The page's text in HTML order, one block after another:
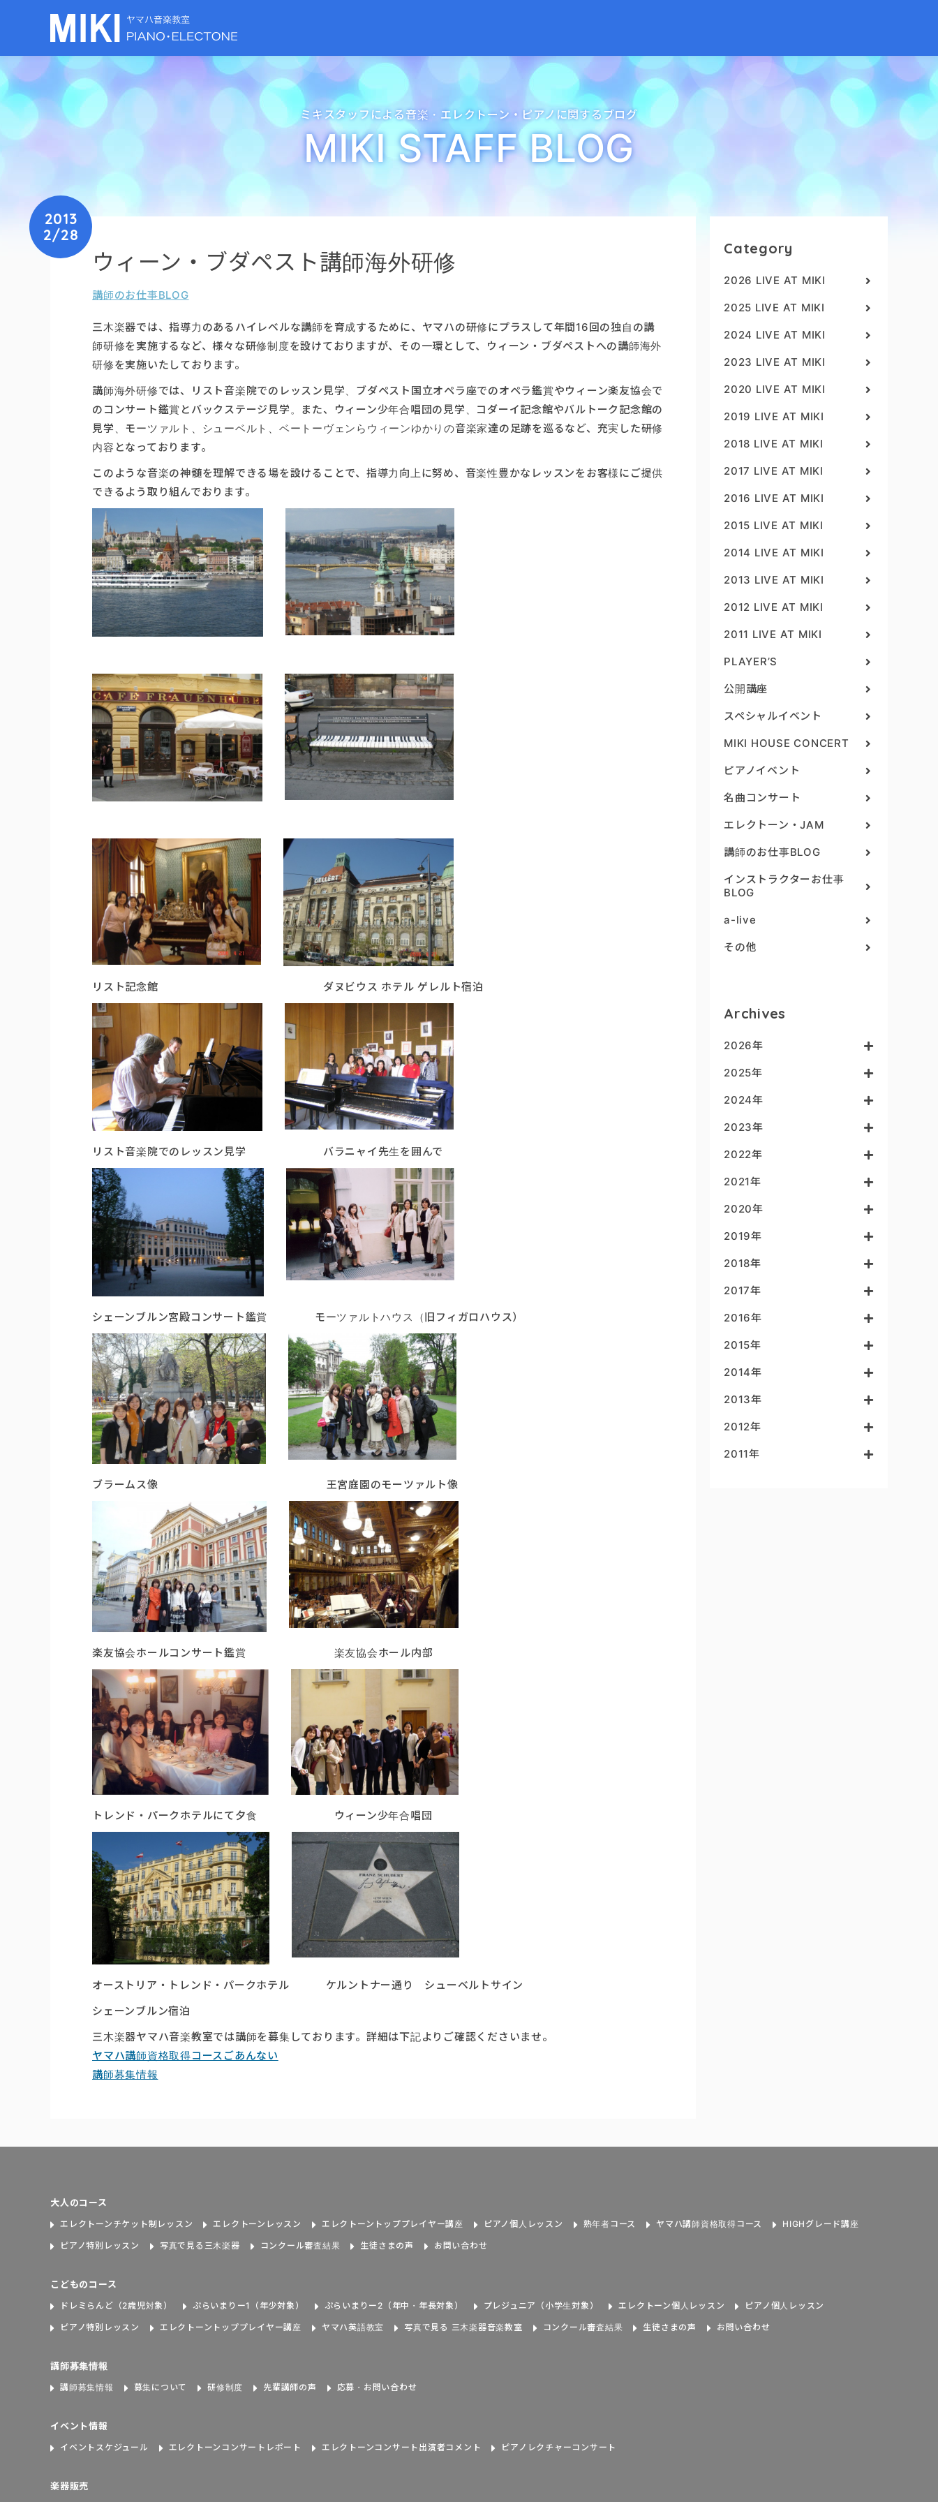
ミキスタッフによる音楽・ エレクトーン・ ピアノに関するブログ
MIKI STAFF BLOG
2013
2/28
ウィーン・ブダペスト講師海外研修
講師のお仕事BLOG
三木楽器では、指導力のあるハイレベルな講師を育成するために、ヤマハの研修にプラスして年間16回の独自の講
師研修を実施するなど、様々な研修制度を設けておりますが、その一環として、ウィーン・ブダペストへの講師海外
研修を実施いたしております。
講師海外研修では、リスト音楽院でのレッスン見学、ブダペスト国立オペラ座でのオペラ鑑賞やウィーン楽友協会で
のコンサート鑑賞とバックステージ見学。また、ウィーン少年合唱団の見学、コダーイ記念館やバルトーク記念館の
見学、モーツァルト、シューベルト、ベートーヴェンらウィーンゆかりの音楽家達の足跡を巡るなど、充実した研修
内容となっております。
このような音楽の神髄を理解できる場を設けることで、指導力向上に努め、音楽性豊かなレッスンをお客様にご提供
できるよう取り組んでおります。
リスト記念館 ダヌビウス ホテル ゲレルト宿泊
リスト音楽院でのレッスン見学 バラニャイ先生を囲んで
シェーンブルン宮殿コンサート鑑賞 モーツァルトハウス（旧フィガロハウス）
ブラームス像 王宮庭園のモーツァルト像
楽友協会ホールコンサート鑑賞 楽友協会ホール内部
トレンド・パークホテルにて夕食 ウィーン少年合唱団
オーストリア・トレンド・パークホテル ケルントナー通り シューベルトサイン
シェーンブルン宿泊
三木楽器ヤマハ音楽教室では講師を募集しております。詳細は下記よりご確認くださいませ。
ヤマハ講師資格取得コースごあんない
講師募集情報
Category
2026 LIVE AT MIKI
2025 LIVE AT MIKI
2024 LIVE AT MIKI
2023 LIVE AT MIKI
2020 LIVE AT MIKI
2019 LIVE AT MIKI
2018 LIVE AT MIKI
2017 LIVE AT MIKI
2016 LIVE AT MIKI
2015 LIVE AT MIKI
2014 LIVE AT MIKI
2013 LIVE AT MIKI
2012 LIVE AT MIKI
2011 LIVE AT MIKI
PLAYER’S
公開講座
スペシャルイベント
MIKI HOUSE CONCERT
ピアノイベント
名曲コンサート
エレクトーン・JAM
講師のお仕事BLOG
インストラクターお仕事
BLOG
a-live
その他
Archives
2026年
2025年
2024年
2023年
2022年
2021年
2020年
2019年
2018年
2017年
2016年
2015年
2014年
2013年
2012年
2011年
大人のコース
エレクトーンチケット制レッスン エレクトーンレッスン エレクトーントッププレイヤー講座 ピアノ個人レッスン 熟年者コース ヤマハ講師資格取得コース HIGHグレード講座
ピアノ特別レッスン 写真で見る三木楽器 コンクール審査結果 生徒さまの声 お問い合わせ
こどものコース
ドレミらんど（2歳児対象） ぷらいまりー1（年少対象） ぷらいまりー2（年中・年長対象） プレジュニア（小学生対象） エレクトーン個人レッスン ピアノ個人レッスン
ピアノ特別レッスン エレクトーントッププレイヤー講座 ヤマハ英語教室 写真で見る 三木楽器音楽教室 コンクール審査結果 生徒さまの声 お問い合わせ
講師募集情報
講師募集情報 募集について 研修制度 先輩講師の声 応募・お問い合わせ
イベント情報
イベントスケジュール エレクトーンコンサートレポート エレクトーンコンサート出演者コメント ピアノレクチャーコンサート
楽器販売